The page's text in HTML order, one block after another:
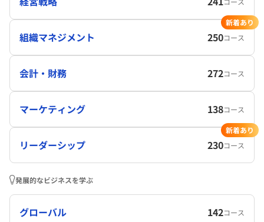
組織マネジメント 250コース
新着あり
会計・財務 272コース
マーケティング 138コース
リーダーシップ 230コース
新着あり
発展的なビジネスを学ぶ
グローバル 142コース